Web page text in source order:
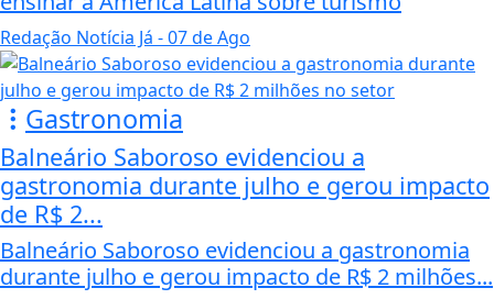
Redação Notícia Já - 07 de Ago
Gastronomia
Balneário Saboroso evidenciou a
gastronomia durante julho e gerou impacto
de R$ 2...
Balneário Saboroso evidenciou a gastronomia
durante julho e gerou impacto de R$ 2 milhões...